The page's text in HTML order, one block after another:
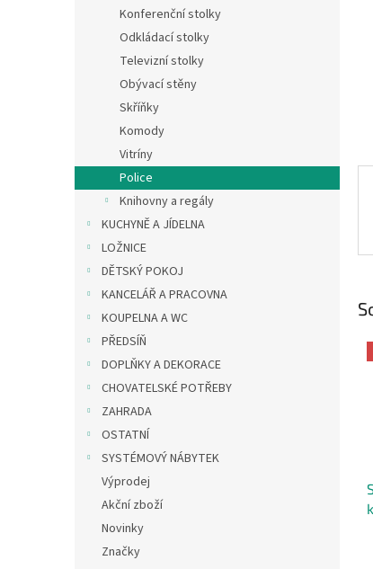
Konferenční stolky
Odkládací stolky
Televizní stolky
Obývací stěny
Skříňky
Komody
Vitríny
Police
Knihovny a regály
KUCHYNĚ A JÍDELNA
LOŽNICE
DĚTSKÝ POKOJ
KANCELÁŘ A PRACOVNA
KOUPELNA A WC
PŘEDSÍŇ
DOPLŇKY A DEKORACE
CHOVATELSKÉ POTŘEBY
ZAHRADA
OSTATNÍ
SYSTÉMOVÝ NÁBYTEK
Výprodej
Akční zboží
Novinky
Značky